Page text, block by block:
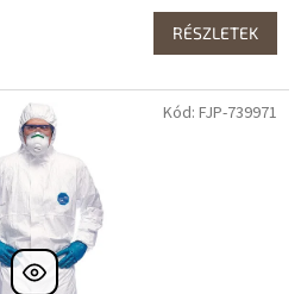
RÉSZLETEK
Kód: FJP-739971